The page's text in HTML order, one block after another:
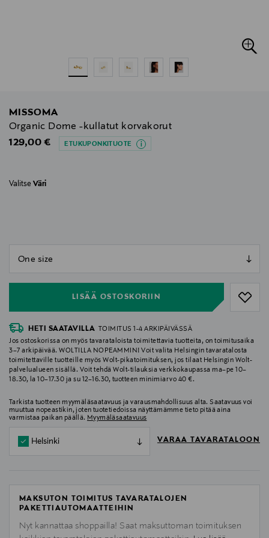
MISSOMA
Organic Dome -kullatut korvakorut
Original Price
129,00 € ETUKUPONKITUOTE
Valitse Väri
LISÄÄ OSTOSKORIIN
HETI SAATAVILLA
TOIMITUS 1-4 ARKIPÄIVÄSSÄ
Jos ostoskorissa on myös tavarataloista toimitettavia tuotteita, on toimitusaika
3–7 arkipäivää. WOLTILLA NOPEAMMIN! Voit valita Helsingin tavaratalosta
toimitettaville tuotteille myös Wolt-pikatoimituksen, jos tilaat Helsingin Wolt-
palvelualueen sisällä. Voit tehdä Wolt-tilauksia verkkokaupassa ma–pe 10–
18.30, la 10–17.30 ja su 12–16.30, tuotteen minimiarvo 40 €.
Tarkista tuotteen myymäläsaatavuus ja varausmahdollisuus alta. Saatavuus voi
muuttua nopeastikin, joten tuotetiedoissa näyttämämme tieto pitää aina
varmistaa paikan päällä. Myymäläsaatavuus
Helsinki VARAA TAVARATALOON
MAKSUTON TOIMITUS TAVARATALOJEN
PAKETTIAUTOMAATTEIHIN
Nyt kannattaa shoppailla! Saat maksuttoman toimituksen